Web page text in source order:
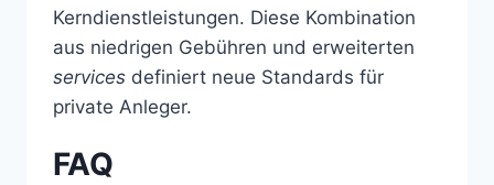
Kerndienstleistungen. Diese Kombination
aus niedrigen Gebühren und erweiterten
services definiert neue Standards für
private Anleger.
FAQ